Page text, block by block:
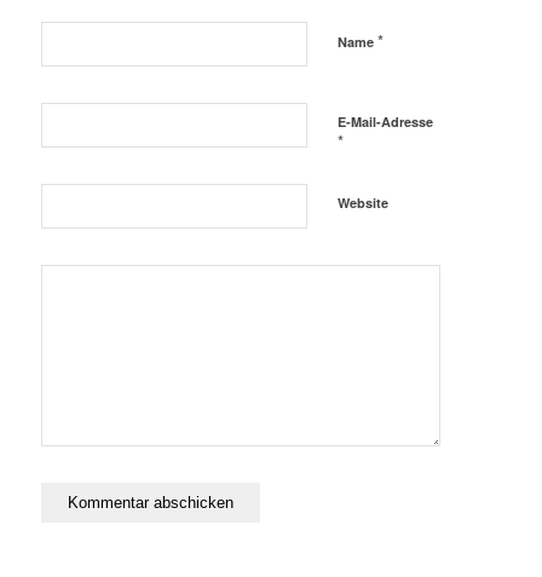
Name *
E-Mail-Adresse
*
Website